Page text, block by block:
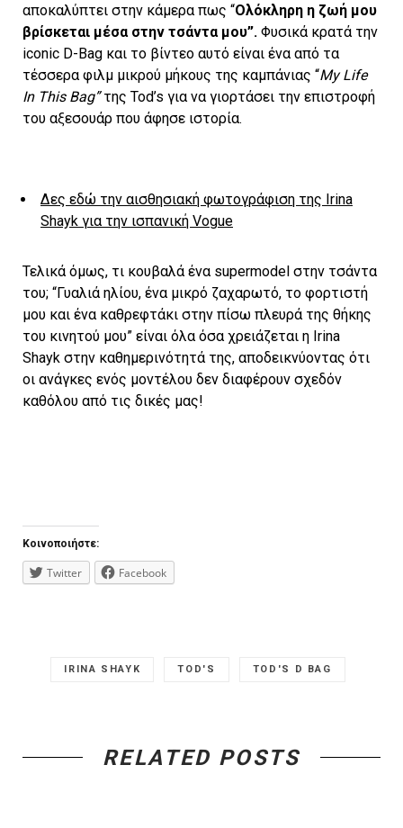
αποκαλύπτει στην κάμερα πως “Ολόκληρη η ζωή μου
βρίσκεται μέσα στην τσάντα μου”. Φυσικά κρατά την
iconic D-Bag και το βίντεο αυτό είναι ένα από τα
τέσσερα φιλμ μικρού μήκους της καμπάνιας “My Life
In This Bag”της Tod’s για να γιορτάσει την επιστροφή
του αξεσουάρ που άφησε ιστορία.
Δες εδώ την αισθησιακή φωτογράφιση της Irina
Shayk για την ισπανική Vogue
Τελικά όμως, τι κουβαλά ένα supermodel στην τσάντα
του; “Γυαλιά ηλίου, ένα μικρό ζαχαρωτό, το φορτιστή
μου και ένα καθρεφτάκι στην πίσω πλευρά της θήκης
του κινητού μου” είναι όλα όσα χρειάζεται η Irina
Shayk στην καθημερινότητά της, αποδεικνύοντας ότι
οι ανάγκες ενός μοντέλου δεν διαφέρουν σχεδόν
καθόλου από τις δικές μας!
Κοινοποιήστε:
Twitter Facebook
IRINA SHAYK TOD'S TOD'S D BAG
RELATED POSTS